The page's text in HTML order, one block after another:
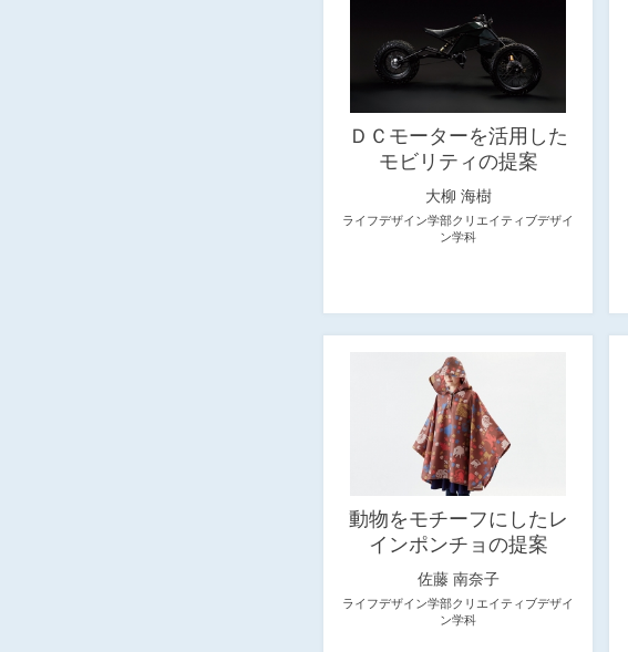
ＤＣモーターを活用した
モビリティの提案
大柳 海樹
ライフデザイン学部クリエイティブデザイ
ン学科
動物をモチーフにしたレ
インポンチョの提案
佐藤 南奈子
ライフデザイン学部クリエイティブデザイ
ン学科